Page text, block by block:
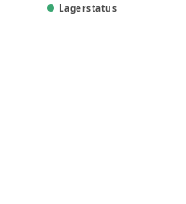
Lagerstatus